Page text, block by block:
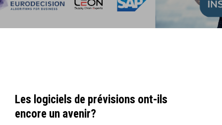
Les logiciels de prévisions ont-ils
encore un avenir?